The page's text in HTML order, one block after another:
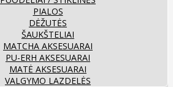
PIALOS
DĖŽUTĖS
ŠAUKŠTELIAI
MATCHA AKSESUARAI
PU-ERH AKSESUARAI
MATĖ AKSESUARAI
VALGYMO LAZDELĖS